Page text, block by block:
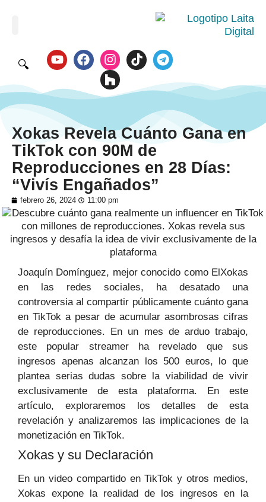
🔍
Xokas Revela Cuánto Gana en
TikTok con 90M de
Reproducciones en 28 Días:
“Vivís Engañados”
febrero 26, 2024 11:00 pm
Joaquín Domínguez, mejor conocido como ElXokas
en las redes sociales, ha desatado una
controversia al compartir públicamente cuánto gana
en TikTok a pesar de acumular asombrosas cifras
de reproducciones. En un mes de arduo trabajo,
este popular streamer ha revelado que sus
ingresos apenas alcanzan los 500 euros, lo que
plantea serias dudas sobre la viabilidad de vivir
exclusivamente de esta plataforma. En este
artículo, exploraremos los detalles de esta
revelación y analizaremos las implicaciones de la
monetización en TikTok.
Xokas y su Declaración
En un video compartido en TikTok y otros medios,
Xokas expone la realidad de los ingresos en la